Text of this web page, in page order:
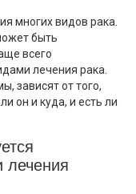
многих видов рака.
быть
всего
лечения рака.
зависят от того,
он и куда, и есть ли
лечения